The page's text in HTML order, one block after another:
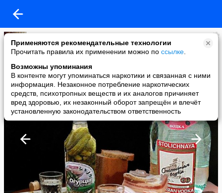
Применяются рекомендательные технологии
Прочитать правила их применении можно по ссылке
Возможны упоминания
В контенте могут упоминаться наркотики и связанная с ними
информация. Незаконное потребление наркотических
средств, психотропных веществ и их аналогов причиняет
вред здоровью, их незаконный оборот запрещён и влечёт
установленную законодательством ответственность
Радик Махмутшин
added a photo
01 Jun в 17:49